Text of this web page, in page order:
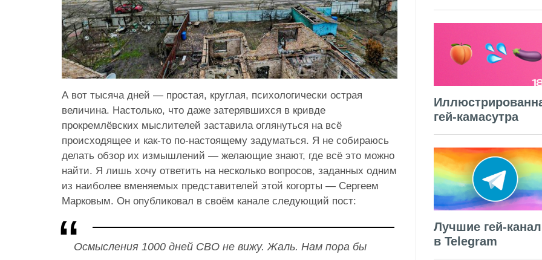
А вот тысяча дней — простая, круглая, психологически острая
величина. Настолько, что даже затерявшихся в кривде
прокремлёвских мыслителей заставила оглянуться на всё
происходящее и как-то по-настоящему задуматься. Я не собираюсь
делать обзор их измышлений — желающие знают, где всё это можно
найти. Я лишь хочу ответить на несколько вопросов, заданных одним
из наиболее вменяемых представителей этой когорты — Сергеем
Марковым. Он опубликовал в своём канале следующий пост:
Осмысления 1000 дней СВО не вижу. Жаль. Нам пора бы
гей-камасутра
Лучшие гей-
в Telegram